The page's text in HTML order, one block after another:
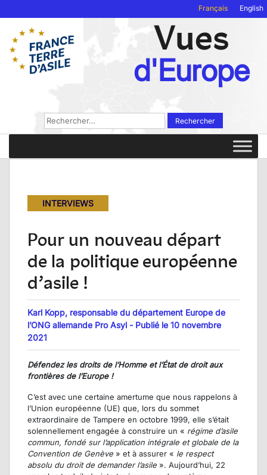
Français English
Vues
d'Europe
Rechercher :
INTERVIEWS
Pour un nouveau départ
de la politique européenne
d’asile !
Karl Kopp, responsable du département Europe de
l’ONG allemande Pro Asyl - Publié le 10 novembre
2021
Défendez les droits de l’Homme et l’État de droit aux
frontières de l’Europe !
C’est avec une certaine amertume que nous rappelons à
l’Union européenne (UE) que, lors du sommet
extraordinaire de Tampere en octobre 1999, elle s’était
solennellement engagée à construire un « régime d’asile
commun, fondé sur l’application intégrale et globale de la
Convention de Genève » et à assurer « le respect
absolu du droit de demander l’asile ». Aujourd’hui, 22